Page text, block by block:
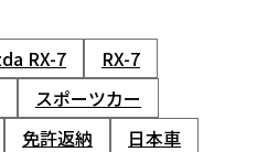
RX-7
RX-7
スポーツカー
免許返納
日本車